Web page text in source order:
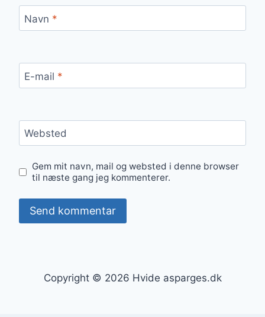
Navn *
E-mail *
Websted
Gem mit navn, mail og websted i denne browser
til næste gang jeg kommenterer.
Copyright © 2026 Hvide asparges.dk